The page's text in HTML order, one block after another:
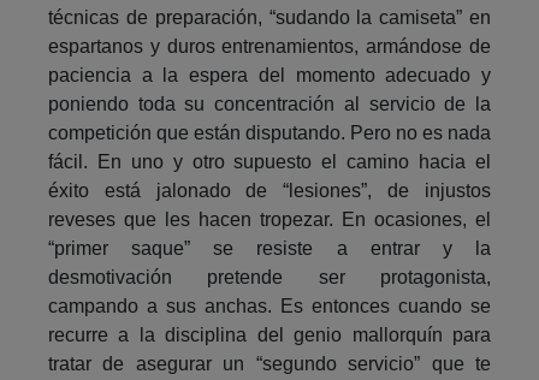
técnicas de preparación, “sudando la camiseta” en
espartanos y duros entrenamientos, armándose de
paciencia a la espera del momento adecuado y
poniendo toda su concentración al servicio de la
competición que están disputando. Pero no es nada
fácil. En uno y otro supuesto el camino hacia el
éxito está jalonado de “lesiones”, de injustos
reveses que les hacen tropezar. En ocasiones, el
“primer saque” se resiste a entrar y la
desmotivación pretende ser protagonista,
campando a sus anchas. Es entonces cuando se
recurre a la disciplina del genio mallorquín para
tratar de asegurar un “segundo servicio” que te